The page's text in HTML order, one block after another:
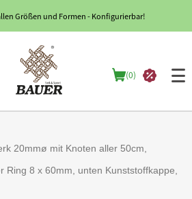
Größen und Formen - Konfigurierbar!
(0)
20mmø mit Knoten aller 50cm,
Ring 8 x 60mm, unten Kunststoffkappe,